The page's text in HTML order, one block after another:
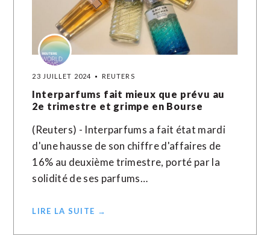
23 JUILLET 2024 REUTERS
Interparfums fait mieux que prévu au
2e trimestre et grimpe en Bourse
(Reuters) - Interparfums a fait état mardi
d'une hausse de son chiffre d'affaires de
16% au deuxième trimestre, porté par la
solidité de ses parfums…
LIRE LA SUITE →